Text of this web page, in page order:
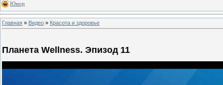
Юмор
Главная » Видео » Красота и здоровье
Планета Wellness. Эпизод 11